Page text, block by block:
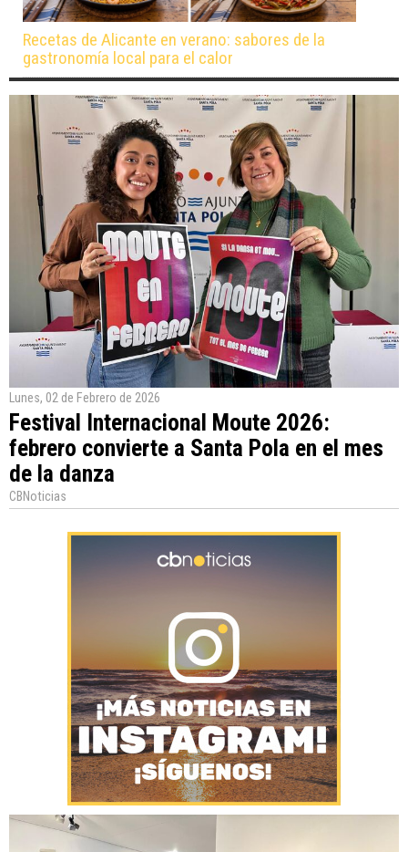
Recetas de Alicante en verano: sabores de la
gastronomía local para el calor
Lunes, 02 de Febrero de 2026
Festival Internacional Moute 2026:
febrero convierte a Santa Pola en el mes
de la danza
CBNoticias